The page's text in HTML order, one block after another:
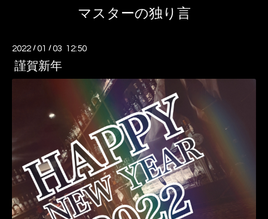
マスターの独り言
2022 /01 /03 12:50
謹賀新年